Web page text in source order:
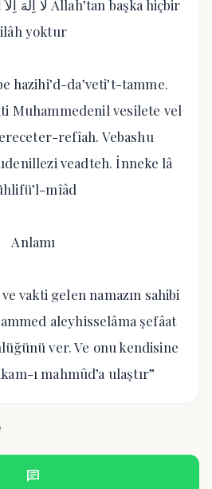
ilâh yoktur
hazihi’d-da’veti’t-tamme.
Muhammedenil vesilete vel
refîah. Vebashu
veadteh. İnneke lâ
mîâd
Anlamı
vakti gelen namazın sahibi
aleyhisselâma şefâat
ver. Ve onu kendisine
ı mahmûd’a ulaştır”
chat